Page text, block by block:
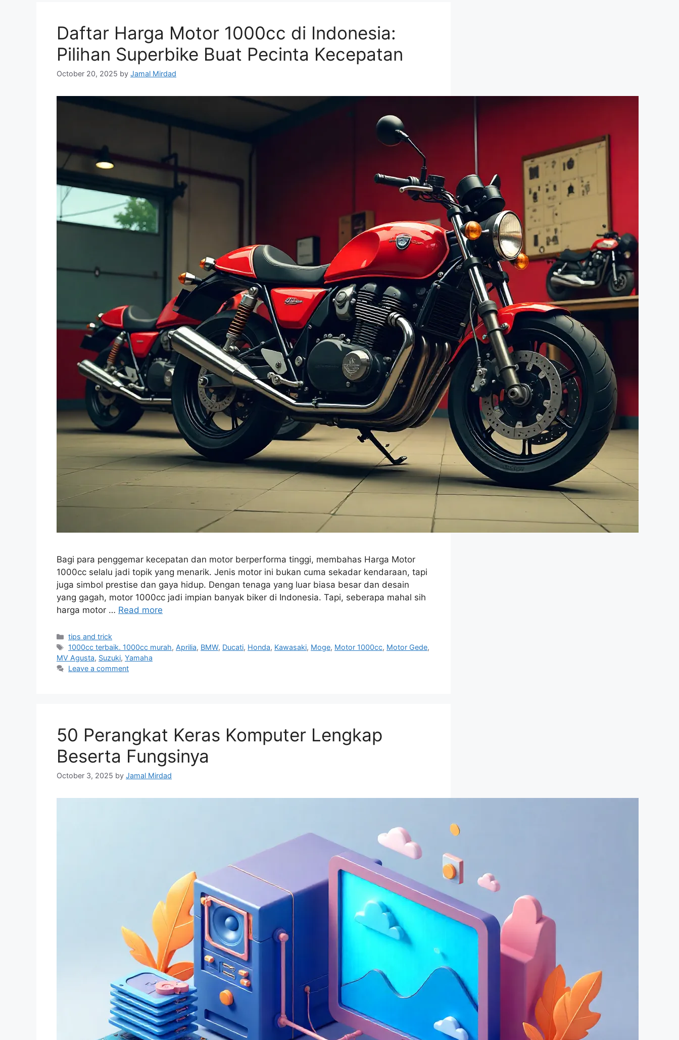
Daftar Harga Motor 1000cc di Indonesia:
Pilihan Superbike Buat Pecinta Kecepatan
October 20, 2025 by Jamal Mirdad
Bagi para penggemar kecepatan dan motor berperforma tinggi, membahas Harga Motor
1000cc selalu jadi topik yang menarik. Jenis motor ini bukan cuma sekadar kendaraan, tapi
juga simbol prestise dan gaya hidup. Dengan tenaga yang luar biasa besar dan desain
yang gagah, motor 1000cc jadi impian banyak biker di Indonesia. Tapi, seberapa mahal sih
harga motor … Read more
Categories
tips and trick
Tags
1000cc terbaik. 1000cc murah, Aprilia, BMW, Ducati, Honda, Kawasaki, Moge, Motor 1000cc, Motor Gede,
MV Agusta, Suzuki, Yamaha
Leave a comment
50 Perangkat Keras Komputer Lengkap
Beserta Fungsinya
October 3, 2025 by Jamal Mirdad